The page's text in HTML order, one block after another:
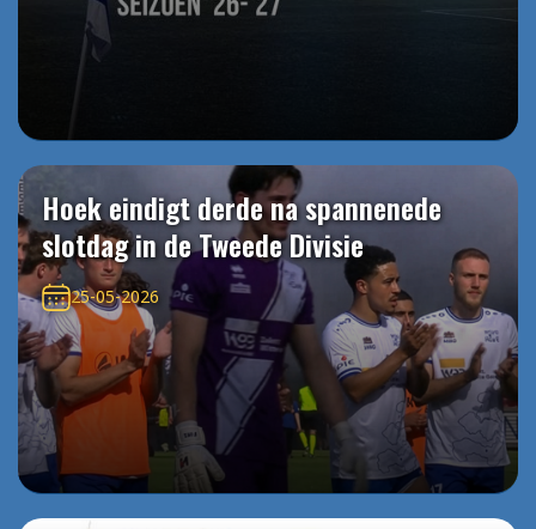
Hoek eindigt derde na spannenede
slotdag in de Tweede Divisie
25-05-2026